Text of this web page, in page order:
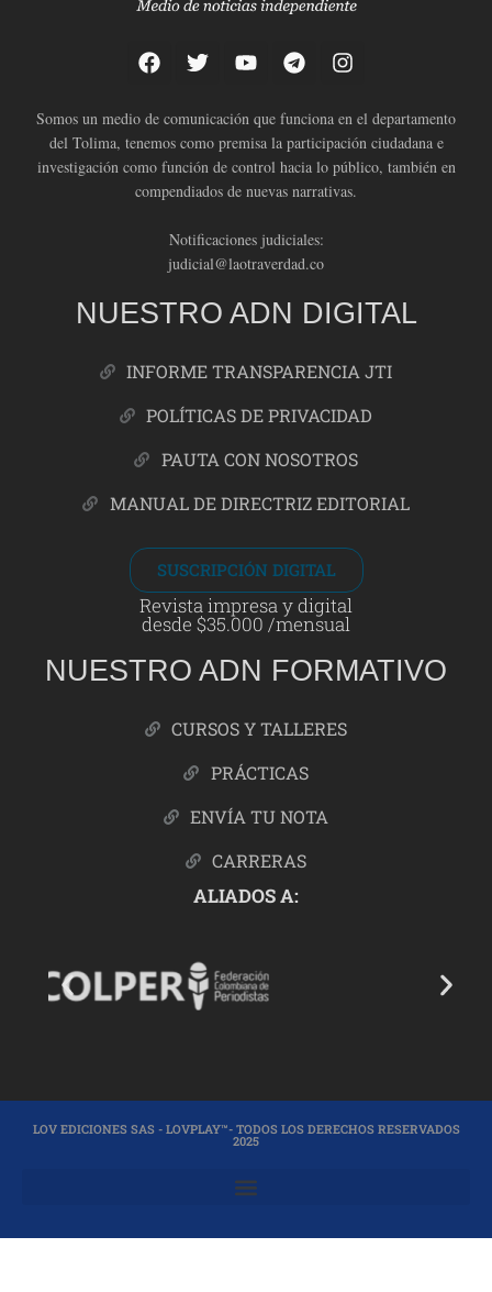
Somos un medio de comunicación que funciona en el departamento
del Tolima, tenemos como premisa la participación ciudadana e
investigación como función de control hacia lo público, también en
compendiados de nuevas narrativas.
Notificaciones judiciales:
judicial@laotraverdad.co
NUESTRO ADN DIGITAL
INFORME TRANSPARENCIA JTI
POLÍTICAS DE PRIVACIDAD
PAUTA CON NOSOTROS
MANUAL DE DIRECTRIZ EDITORIAL
SUSCRIPCIÓN DIGITAL
Revista impresa y digital
desde $35.000 /mensual
NUESTRO ADN FORMATIVO
CURSOS Y TALLERES
PRÁCTICAS
ENVÍA TU NOTA
CARRERAS
ALIADOS A:
LOV EDICIONES SAS - LOVPLAY™- TODOS LOS DERECHOS RESERVADOS
2025